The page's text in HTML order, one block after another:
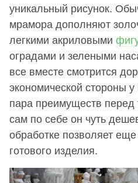
уникальный рисунок.
мрамора дополняют
легкими акриловыми
оградами и зелеными
все вместе смотрится
экономической стороны
пара преимуществ
сам по себе он чуть
обработке позволяет
готового изделия.